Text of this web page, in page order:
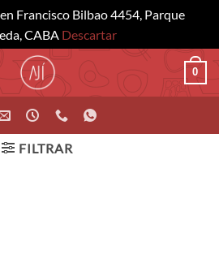
Francisco Bilbao 4454, Parque
CABA Descartar
0
FILTRAR